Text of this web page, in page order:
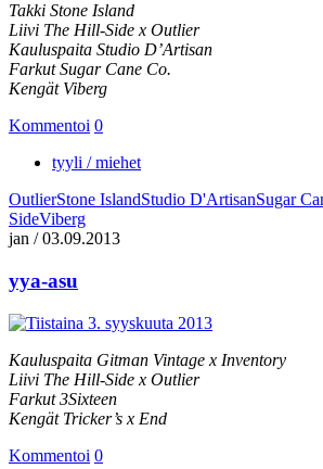
Takki Stone Island
Liivi The Hill-Side x Outlier
Kauluspaita Studio D’Artisan
Farkut Sugar Cane Co.
Kengät Viberg
Kommentoi 0
tyyli / miehet
OutlierStone IslandStudio D'ArtisanSugar
SideViberg
jan /03.09.2013
yya-asu
Kauluspaita Gitman Vintage x Inventory
Liivi The Hill-Side x Outlier
Farkut 3Sixteen
Kengät Tricker’s x End
Kommentoi 0